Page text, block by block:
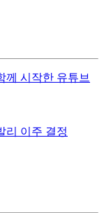
께 시작한 유튜브
리 이주 결정